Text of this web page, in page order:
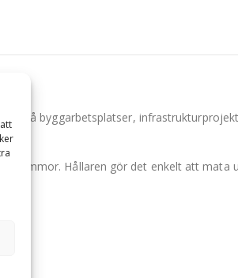
på byggarbetsplatser,
Hållaren gör det enkelt att mata